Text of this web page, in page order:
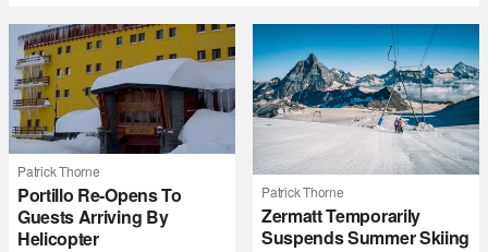
Patrick Thorne
Portillo Re-Opens To
Guests Arriving By
Helicopter
Patrick Thorne
Zermatt Temporarily
Suspends Summer Skiing